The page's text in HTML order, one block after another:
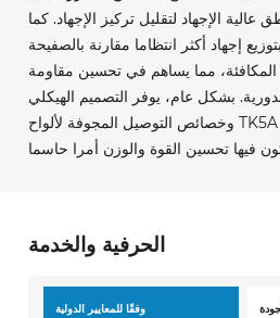
الإجهاد لتقليل تركيز الإجهاد. كما
إجهاد أكثر انتظاما مقارنة بالصفيحة
المكافئة، مما يساهم في تحسين مقاومة
بشكل عام، يوفر التصميم الهيكلي
وخصائص التوصيل المجوفة لألواح TK5A المجوفة حلا فعالا ومتينا
الحرفية والخدمة
وفقًا للمعايير الدولية